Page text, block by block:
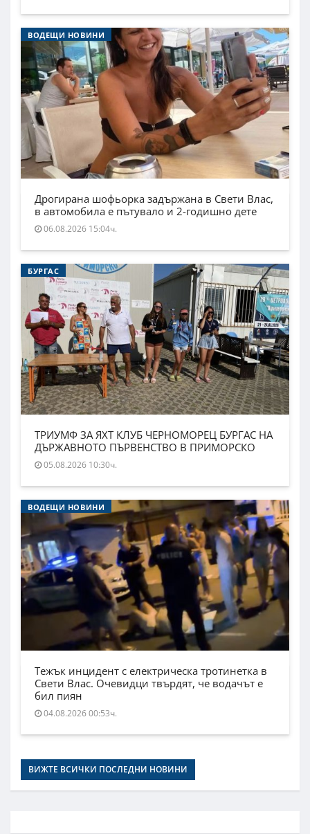
ВОДЕЩИ НОВИНИ
Дрогирана шофьорка задържана в Свети Влас,
в автомобила е пътувало и 2-годишно дете
06.08.2026 15:04ч.
БУРГАС
ТРИУМФ ЗА ЯХТ КЛУБ ЧЕРНОМОРЕЦ БУРГАС НА
ДЪРЖАВНОТО ПЪРВЕНСТВО В ПРИМОРСКО
05.08.2026 10:30ч.
ВОДЕЩИ НОВИНИ
Тежък инцидент с електрическа тротинетка в
Свети Влас. Очевидци твърдят, че водачът е
бил пиян
04.08.2026 00:53ч.
ВИЖТЕ ВСИЧКИ ПОСЛЕДНИ НОВИНИ